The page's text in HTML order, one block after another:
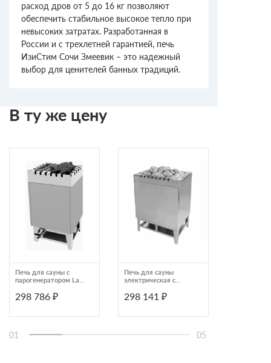
расход дров от 5 до 16 кг позволяют
обеспечить стабильное высокое тепло при
невысоких затратах. Разработанная в
России и с трехлетней гарантией, печь
ИзиСтим Сочи Змеевик – это надежный
выбор для ценителей банных традиций.
В ту же цену
Печь для сауны с
парогенератором Lang
298 786 ₽
Печь для сауны
электрическая с
Lang SAUNATHERM
298 141 ₽
01 05